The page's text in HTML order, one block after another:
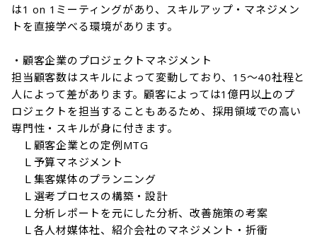
は1 on 1ミーティングがあり、スキルアップ・マネジメン
トを直接学べる環境があります。
・顧客企業のプロジェクトマネジメント
担当顧客数はスキルによって変動しており、15～40社程と
人によって差があります。顧客によっては1億円以上のプ
ロジェクトを担当することもあるため、採用領域での高い
専門性・スキルが身に付きます。
Ｌ顧客企業との定例MTG
Ｌ予算マネジメント
Ｌ集客媒体のプランニング
Ｌ選考プロセスの構築・設計
Ｌ分析レポートを元にした分析、改善施策の考案
Ｌ各人材媒体社、紹介会社のマネジメント・折衝